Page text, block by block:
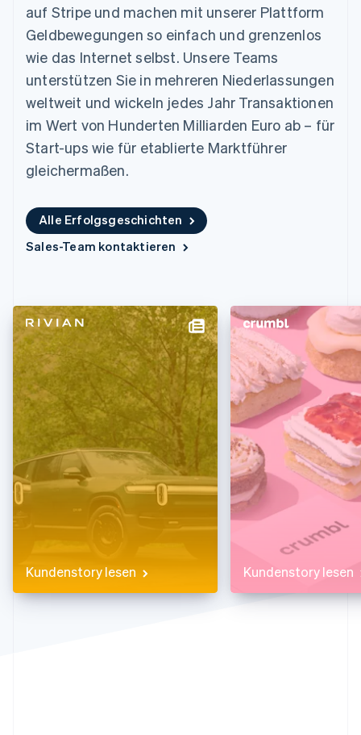
Zugriff auf mehr als
125
Zahlungen vor Ort
Authorization
Optimierung der
Autorisierungsraten
Beschleunigter
Bezahlvorgang
Verbundene
Finanzdaten
Datensynchronisierung
Product roadmap
Ausblick
Radar
Betrugsprävention
Atlas
Start-up-Gründung
Climate
CO₂-Entnahme
Identity
Online-Identitätsprüfung
Stripe-Sessions 2026
Erfahren Sie, wie Stripe Lösungen für die
Geldmanagement
SaaS
Nach Branche
KI-Unternehmen
Creator Economy
Gaming
Versicherungen
Medien und
Unterhaltung
Gemeinnützige
Einzelhandel
Ecosystem
Partner
Stripe App-Marktplatz
Marktplatz auf
Abonnementverwaltung
nutzungsbasierte
Abrechnung um
Stablecoin-gestützte
Karten ausgeben: So
geht´s
Bereitstellung und
Verwaltung von
Ressourcen
Entwickler-Blog
API-Status
Stripe Sessions
Karriere
Newsroom
Stripe Press
Kontakt
Sales-Team
auf Stripe und machen mit unserer Plattform
Geldbewegungen so einfach und grenzenlos
wie das Internet selbst. Unsere Teams
unterstützen Sie in mehreren Niederlassungen
weltweit und wickeln jedes Jahr Transaktionen
im Wert von Hunderten Milliarden Euro ab – für
Start-ups wie für etablierte Marktführer
gleichermaßen.
Alle Erfolgsgeschichten
Sales-Team kontaktieren
Kundenstory lesen Kundenstory lesen